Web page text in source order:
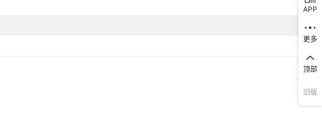
APP
更多
顶部
旧版